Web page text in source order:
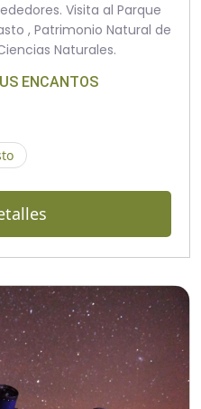
Visita al Parque
, Patrimonio Natural de
Naturales.
ENCANTOS